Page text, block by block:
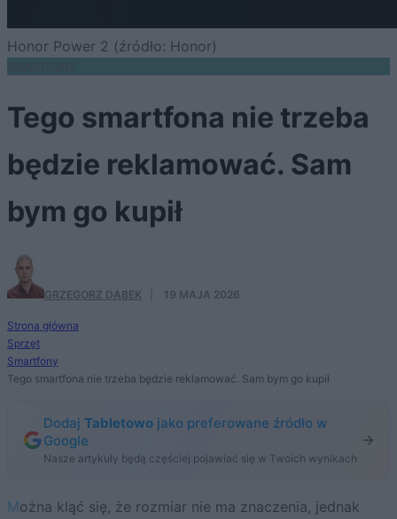
Honor Power 2 (źródło: Honor)
Tego smartfona nie trzeba
będzie reklamować. Sam
bym go kupił
GRZEGORZ DĄBEK 19 MAJA 2026
Strona główna
Sprzęt
Smartfony
Tego smartfona nie trzeba będzie reklamować. Sam bym go kupił
Dodaj Tabletowo jako preferowane źródło w
Google
Nasze artykuły będą częściej pojawiać się w Twoich wynikach
Można kląć się, że rozmiar nie ma znaczenia, jednak